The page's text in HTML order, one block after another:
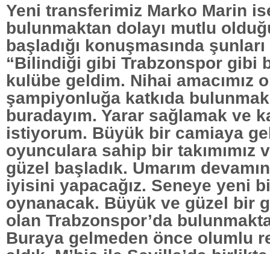
Yeni transferimiz Marko Marin
bulunmaktan dolayı mutlu
başladığı konuşmasında
“Bilindiği gibi Trabzonspor gibi
kulübe geldim. Nihai amacımız
şampiyonluğa katkıda
buradayım. Yarar sağlamak ve
istiyorum. Büyük bir camiaya
oyunculara sahip bir takımımız
güzel başladık. Umarım
iyisini yapacağız. Seneye yeni
oynanacak. Büyük ve güzel bir
olan Trabzonspor’da
Buraya gelmeden önce olumlu